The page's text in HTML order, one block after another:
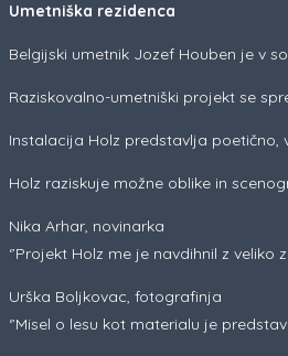
Umetniška rezidenca
Belgijski umetnik Jozef Houben je v
Raziskovalno-umetniški projekt se
Instalacija Holz predstavlja poetično,
Holz raziskuje možne oblike in
Nika Arhar, novinarka
‘’Projekt Holz me je navdihnil z
Urška Boljkovac, fotografinja
‘’Misel o lesu kot materialu je